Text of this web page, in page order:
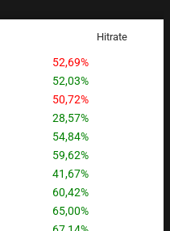
Hitrate
52,69%
52,03%
50,72%
28,57%
54,84%
59,62%
41,67%
60,42%
65,00%